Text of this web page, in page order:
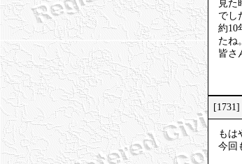
見た
でし
約10
たね。
皆さ
[1731]
もは
今回